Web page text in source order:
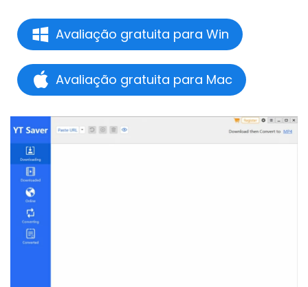
Avaliação gratuita para Win
Avaliação gratuita para Mac